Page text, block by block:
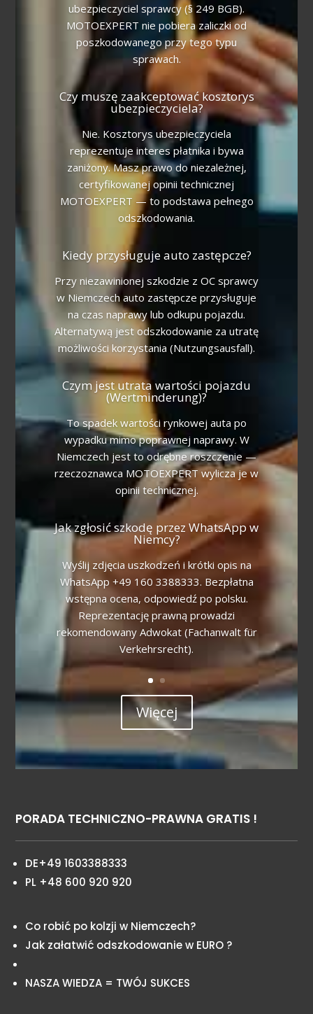
ubezpieczyciel sprawcy (§ 249 BGB).
MOTOEXPERT nie pobiera zaliczki od
poszkodowanego przy tego typu
sprawach.
Czy muszę zaakceptować kosztorys
ubezpieczyciela?
Nie. Kosztorys ubezpieczyciela
reprezentuje interes płatnika i bywa
zaniżony. Masz prawo do niezależnej,
certyfikowanej opinii technicznej
MOTOEXPERT — to podstawa pełnego
odszkodowania.
Kiedy przysługuje auto zastępcze?
Przy niezawinionej szkodzie z OC sprawcy
w Niemczech auto zastępcze przysługuje
na czas naprawy lub odkupu pojazdu.
Alternatywą jest odszkodowanie za utratę
możliwości korzystania (Nutzungsausfall).
Czym jest utrata wartości pojazdu
(Wertminderung)?
To spadek wartości rynkowej auta po
wypadku mimo poprawnej naprawy. W
Niemczech jest to odrębne roszczenie —
rzeczoznawca MOTOEXPERT wylicza je w
opinii technicznej.
Jak zgłosić szkodę przez WhatsApp w
Niemcy?
Wyślij zdjęcia uszkodzeń i krótki opis na
WhatsApp +49 160 3388333. Bezpłatna
wstępna ocena, odpowiedź po polsku.
Reprezentację prawną prowadzi
rekomendowany Adwokat (Fachanwalt für
Verkehrsrecht).
Więcej
PORADA TECHNICZNO-PRAWNA GRATIS !
DE+49 1603388333
PL +48 600 920 920
Co robić po kolzji w Niemczech?
Jak załatwić odszkodowanie w EURO ?
NASZA WIEDZA = TWÓJ SUKCES